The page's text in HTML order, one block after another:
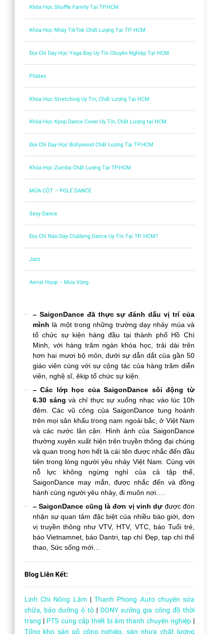
Khóa Học Shuffle Family Tại TP.HCM
Khóa Học Nhảy TikTok Chất Lượng Tại TP. HCM
Địa Chỉ Dạy Học Yoga Bay Uy Tín Chuyên Nghiệp Tại HCM
Pilates
Khóa Học Stretching Uy Tín, Chất Lượng Tại HCM
Khóa Học Kpop Dance Cover Uy Tín, Chất Lượng tại HCM
Địa Chỉ Dạy Học Bollywood Chất Lượng Tại TP.HCM
Khóa Học Zumba Chất Lượng Tại TP.HCM
MÚA CỘT – POLE DANCE
Sexy Dance
Địa Chỉ Nào Dạy Clubbing Dance Uy Tín Tại TP. HCM?
Jazz
Aerial Hoop – Múa Vòng
– SaigonDance đã thực sự đánh dấu vị trí của
mình là một trong những trường dạy nhảy múa và
tổ chức sự kiện hàng đầu tại thành phố Hồ Chí
Minh, với hàng trăm ngàn khóa học, trải dài trên
hơn hai mươi bộ môn, dưới sự dẫn dắt của gần 50
giáo viên cùng với sự cộng tác của hàng trăm diễn
viên, nghệ sĩ, êkip tổ chức sự kiện.
– Các lớp học của SaigonDance sôi động từ
6.30 sáng và chỉ thực sự xuống nhạc vào lúc 10h
đêm. Các vũ công của SaigonDance tung hoành
trên mọi sân khấu trong nam ngoài bắc, ở Việt Nam
và các nước lân cận. Hình ảnh của SaigonDance
thường xuyên xuất hiện trên truyền thông đại chúng
và quan trọng hơn hết là cái tên được nhắc đến đầu
tiên trong lòng người yêu nhảy Việt Nam. Cùng với
nỗ lực không ngừng nghỉ của cả tập thể,
SaigonDance may mắn, được nhắc đến và đồng
hành cùng người yêu nhảy, đi muôn nơi….
– SaigonDance cũng là đơn vị vinh dựđược đón
nhận sự quan tâm đặc biệt của nhiều báo giới, đơn
vị truyền thông như VTV, HTV, VTC, báo Tuổi trẻ,
báo Vietnamnet, báo Dantri, tạp chí Đẹp, tạp chí thể
thao, Sức sống mới…
Blog Liên Kết:
Linh Chi Nông Lâm|Thanh Phong Auto chuyên sửa
chữa, bảo dưỡng ô tô| DONY xưởng gia công đồ thời
trang | PTS cung cấp thiết bị âm thanh chuyên nghiệp|
Tổng kho sàn gỗ công nghiệp, sàn nhựa chất lượng